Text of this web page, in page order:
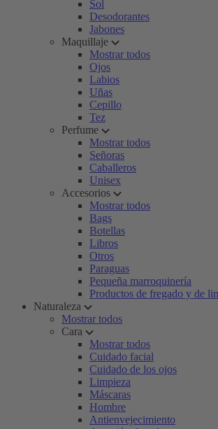
Sol
Desodorantes
Jabones
Maquillaje
Mostrar todos
Ojos
Labios
Uñas
Cepillo
Tez
Perfume
Mostrar todos
Señoras
Caballeros
Unisex
Accesorios
Mostrar todos
Bags
Botellas
Libros
Otros
Paraguas
Pequeña marroquinería
Productos de fregado y de
Naturaleza
Mostrar todos
Cara
Mostrar todos
Cuidado facial
Cuidado de los ojos
Limpieza
Máscaras
Hombre
Antienvejecimiento